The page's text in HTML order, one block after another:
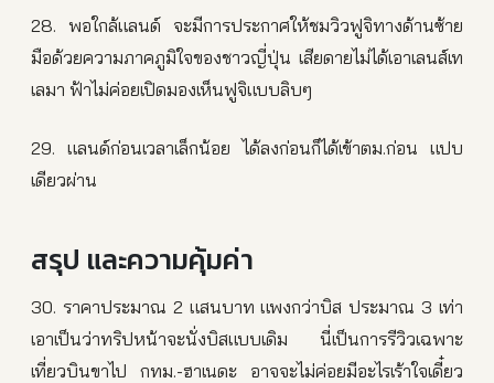
28. พอใกล้แลนด์ จะมีการประกาศให้ชมวิวฟูจิทางด้านซ้าย
มือด้วยความภาคภูมิใจของชาวญี่ปุ่น เสียดายไม่ได้เอาเลนส์เท
เลมา ฟ้าไม่ค่อยเปิดมองเห็นฟูจิแบบลิบๆ
29. แลนด์ก่อนเวลาเล็กน้อย ได้ลงก่อนก็ได้เข้าตม.ก่อน แปบ
เดียวผ่าน
สรุป และความคุ้มค่า
30. ราคาประมาณ 2 แสนบาท แพงกว่าบิส ประมาณ 3 เท่า
เอาเป็นว่าทริปหน้าจะนั่งบิสแบบเดิม นี่เป็นการรีวิวเฉพาะ
เที่ยวบินขาไป กทม.-ฮาเนดะ อาจจะไม่ค่อยมีอะไรเร้าใจเดี๋ยว